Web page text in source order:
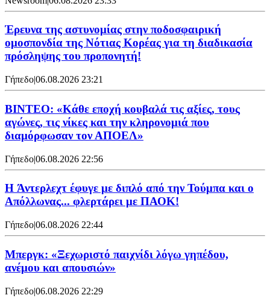
Έρευνα της αστυνομίας στην ποδοσφαιρική
ομοσπονδία της Νότιας Κορέας για τη διαδικασία
πρόσληψης του προπονητή!
Γήπεδο|06.08.2026 23:21
ΒΙΝΤΕΟ: «Κάθε εποχή κουβαλά τις αξίες, τους
αγώνες, τις νίκες και την κληρονομιά που
διαμόρφωσαν τον ΑΠΟΕΛ»
Γήπεδο|06.08.2026 22:56
H Άντερλεχτ έφυγε με διπλό από την Τούμπα και ο
Απόλλωνας... φλερτάρει με ΠΑΟΚ!
Γήπεδο|06.08.2026 22:44
Μπεργκ: «Ξεχωριστό παιχνίδι λόγω γηπέδου,
ανέμου και απουσιών»
Γήπεδο|06.08.2026 22:29